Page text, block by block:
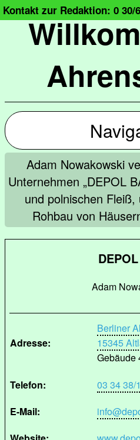
Kontakt zur Redaktion: 0 30/
Adam Nowakowski
Unternehmen „DEPOL
und polnischen
Rohbau von
Adam
Adresse:
Berliner
15345
Gebäude
Telefon:
03 34 38/
E-Mail: